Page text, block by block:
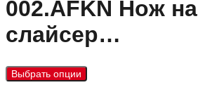
002.AFKN Нож на
слайсер…
Выбрать опции